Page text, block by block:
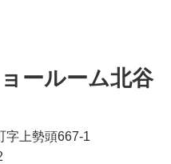
ールーム北谷
字上勢頭667-1